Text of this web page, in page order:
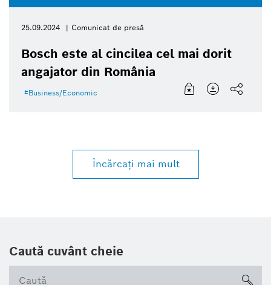
25.09.2024 Comunicat de presă
Bosch este al cincilea cel mai dorit
angajator din România
Business/Economic
Încărcaţi mai mult
Caută cuvânt cheie